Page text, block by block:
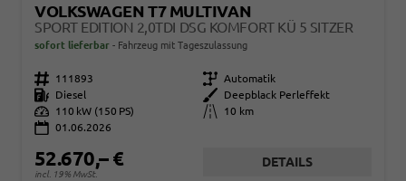
VOLKSWAGEN T7 MULTIVAN
SPORT EDITION 2,0TDI DSG KOMFORT KÜ 5 SITZER
sofort lieferbar Fahrzeug mit Tageszulassung
Fahrzeugnr. 111893 Getriebe Automatik
Kraftstoff
Diesel Außenfarbe
Deepblack Perleffekt
Leistung
110 kW (150 PS) Kilometerstand
10 km
01.06.2026
52.670,– €
incl. 19% MwSt.
DETAILS